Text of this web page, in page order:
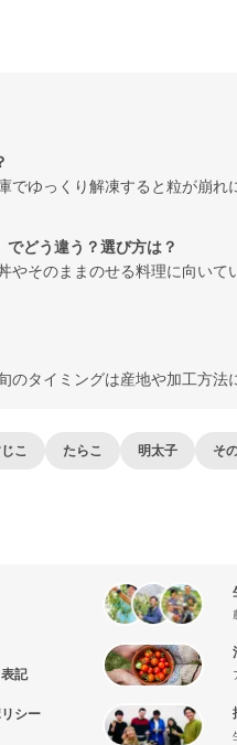
でゆっくり解凍すると粒が崩
どう違う？選び方は？
やそのままのせる料理に向い
タイミングは産地や加工方法
こ たらこ 明太子 そ
記
シー